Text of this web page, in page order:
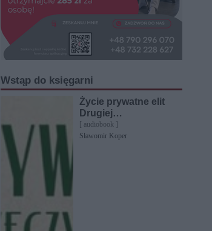
Wstąp do księgarni
Życie prywatne elit
Drugiej
Rzeczypospolitej
[ audiobook ]
Sławomir Koper